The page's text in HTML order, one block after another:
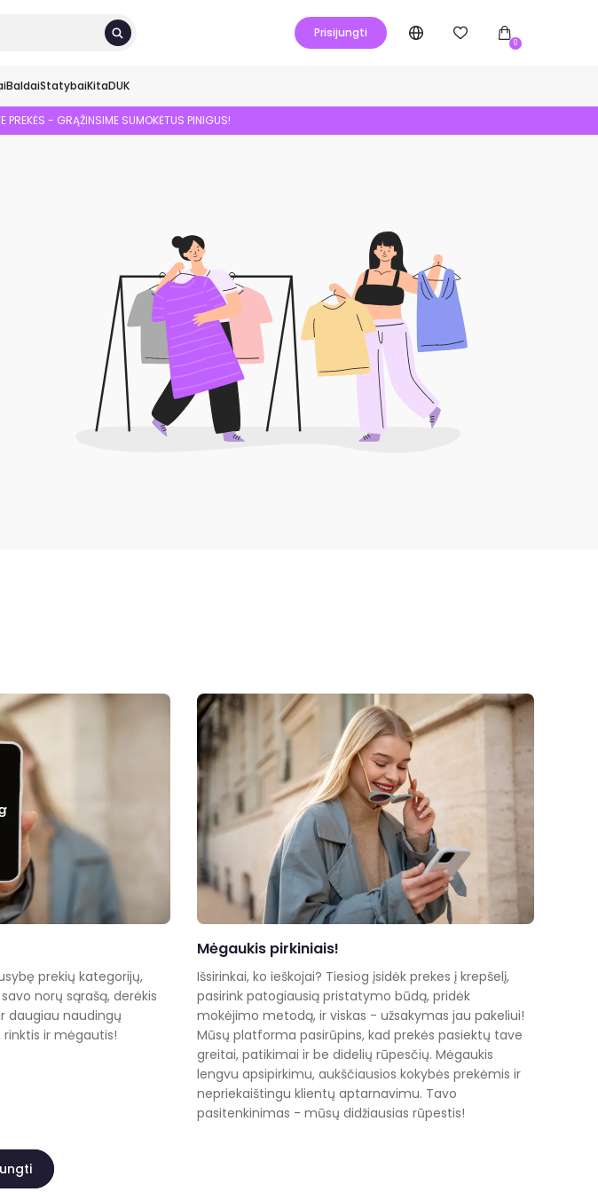
Prisijungti
0
BaldaiStatybaiKitaDUK
- GRĄŽINSIME SUMOKĖTUS PINIGUS!
prekių kategorijų,
norų sąrašą, derėkis
daugiau naudingų
ir mėgautis!
Mėgaukis pirkiniais!
Išsirinkai, ko ieškojai? Tiesiog įsidėk prekes į krepšelį,
pasirink patogiausią pristatymo būdą, pridėk
mokėjimo metodą, ir viskas - užsakymas jau pakeliui!
Mūsų platforma pasirūpins, kad prekės pasiektų tave
greitai, patikimai ir be didelių rūpesčių. Mėgaukis
lengvu apsipirkimu, aukščiausios kokybės prekėmis ir
nepriekaištingu klientų aptarnavimu. Tavo
pasitenkinimas - mūsų didžiausias rūpestis!